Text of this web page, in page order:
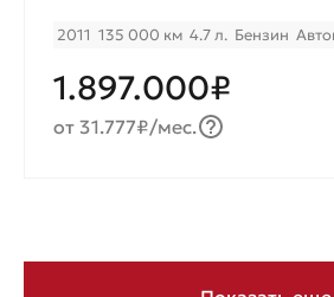
2011 135 000 км 4.7 л. Бензин
1.897.000₽
от 31.777₽/мес.